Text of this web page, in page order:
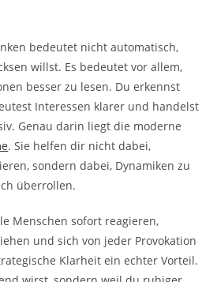
bedeutet nicht automatisch,
willst. Es bedeutet vor allem,
besser zu lesen. Du erkennst
Interessen klarer und handelst
Genau darin liegt die moderne
. Sie helfen dir nicht dabei,
sondern dabei, Dynamiken zu
überrollen.
Menschen sofort reagieren,
und sich von jeder Provokation
Klarheit ein echter Vorteil.